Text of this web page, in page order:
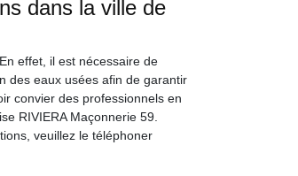
dans la ville de
effet, il est nécessaire de
des eaux usées afin de garantir
convier des professionnels en
RIVIERA Maçonnerie 59.
veuillez le téléphoner